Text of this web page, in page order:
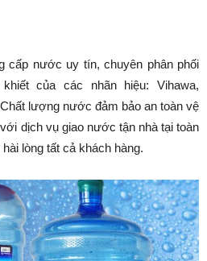
cấp nước uy tín, chuyên phân phối
của các nhãn hiệu: Vihawa,
lượng nước đảm bảo an toàn vệ
dịch vụ giao nước tận nhà tại toàn
lòng tất cả khách hàng.